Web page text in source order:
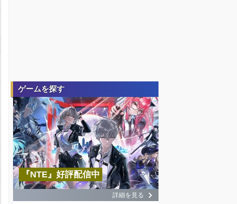
ゲームを探す
『NTE』好評配信中
詳細を見る